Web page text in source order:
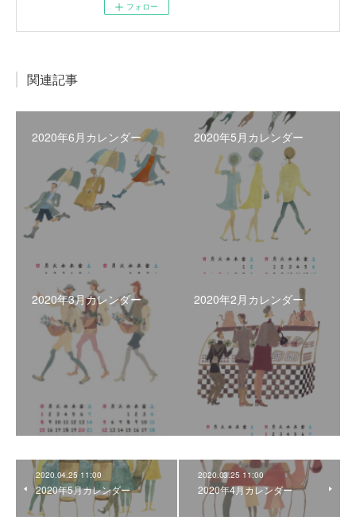
フォロー
関連記事
2020年6月カレンダー 2020年5月カレンダー
2020年3月カレンダー 2020年2月カレンダー
2020.04.25 11:00
2020年5月カレンダー
2020.03.25 11:00
2020年4月カレンダー